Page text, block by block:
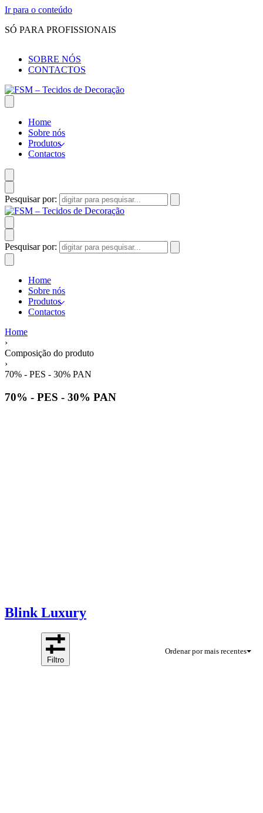
Ir para o conteúdo
SÓ PARA PROFISSIONAIS
SOBRE NÓS
CONTACTOS
Home
Sobre nós
Produtos
Contactos
Pesquisar por:
Pesquisar por:
Home
Sobre nós
Produtos
Contactos
Home
›
Composição do produto
›
70% - PES - 30% PAN
70% - PES - 30% PAN
Blink Luxury
Ordenar por mais recentes
Filtro